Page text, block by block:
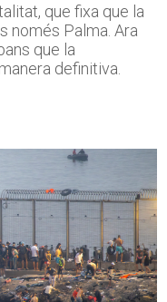
que fixa que la
només Palma. Ara
que la
definitiva.